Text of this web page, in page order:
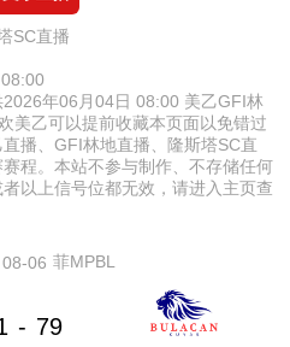
SC直播
2026年06月04日 08:00 美乙GFI林
美乙可以提前收藏本页面以免错过
播、GFI林地直播、隆斯塔SC直
程。本站不参与制作、不存储任何
以上信号位都无效，请进入主页查
08-06 菲MPBL
- 79